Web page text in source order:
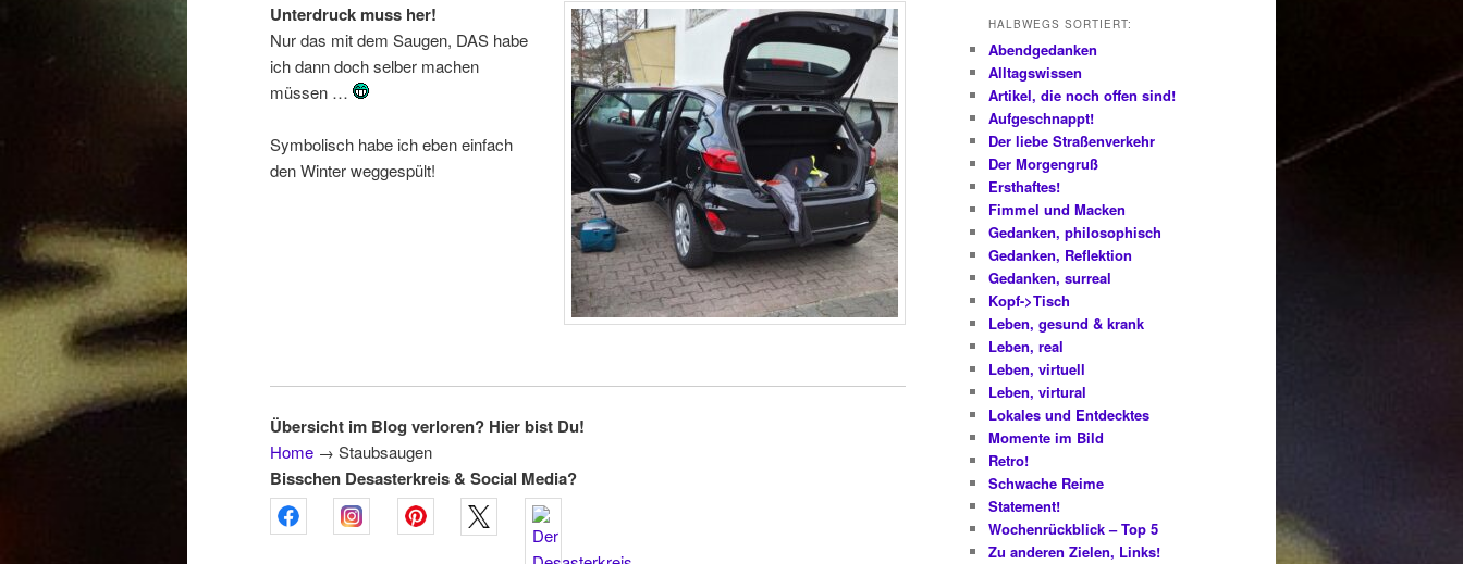
Unterdruck muss her!
Nur das mit dem Saugen, DAS habe
ich dann doch selber machen
müssen …
Symbolisch habe ich eben einfach
den Winter weggespült!
Übersicht im Blog verloren? Hier bist Du!
Home → Staubsaugen
Bisschen Desasterkreis & Social Media?
HALBWEGS SORTIERT:
Abendgedanken
Alltagswissen
Artikel, die noch offen sind!
Aufgeschnappt!
Der liebe Straßenverkehr
Der Morgengruß
Ersthaftes!
Fimmel und Macken
Gedanken, philosophisch
Gedanken, Reflektion
Gedanken, surreal
Kopf->Tisch
Leben, gesund & krank
Leben, real
Leben, virtuell
Leben, virtural
Lokales und Entdecktes
Momente im Bild
Retro!
Schwache Reime
Statement!
Wochenrückblick – Top 5
Zu anderen Zielen, Links!